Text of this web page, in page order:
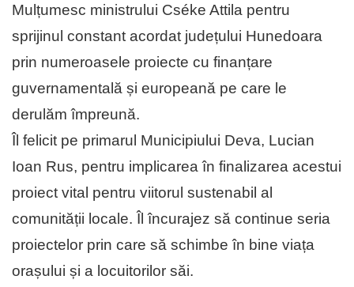
Mulțumesc ministrului Cséke Attila pentru
sprijinul constant acordat județului Hunedoara
prin numeroasele proiecte cu finanțare
guvernamentală și europeană pe care le
derulăm împreună.
Îl felicit pe primarul Municipiului Deva, Lucian
Ioan Rus, pentru implicarea în finalizarea acestui
proiect vital pentru viitorul sustenabil al
comunității locale. Îl încurajez să continue seria
proiectelor prin care să schimbe în bine viața
orașului și a locuitorilor săi.